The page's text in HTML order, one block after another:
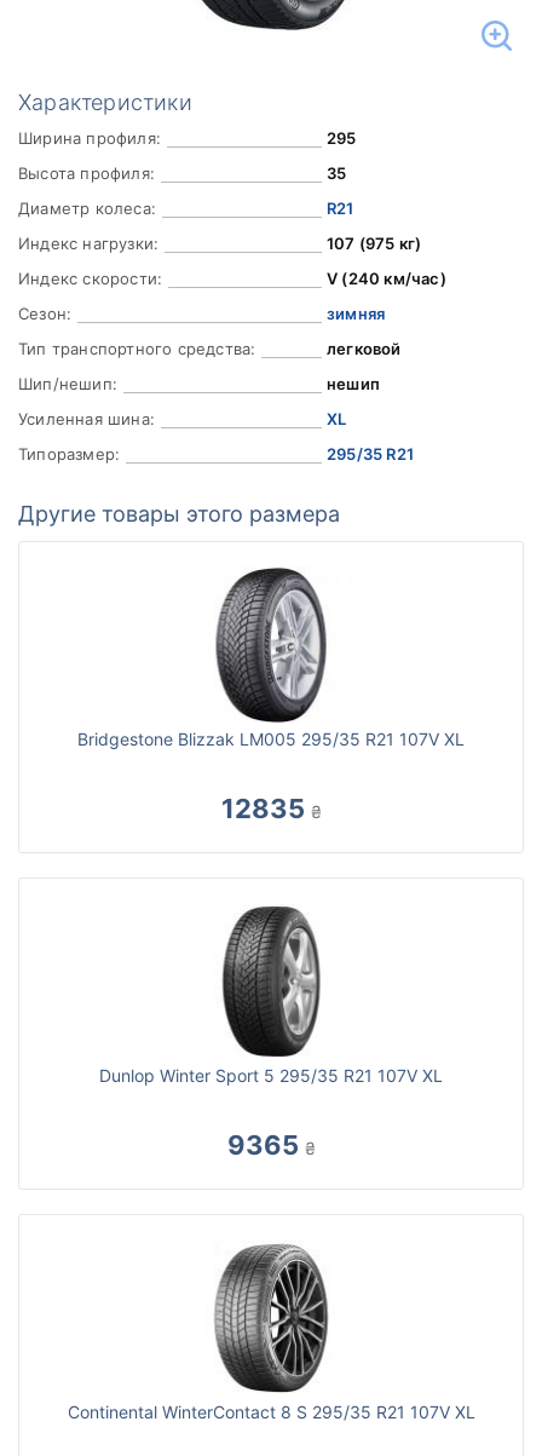
Характеристики
Ширина профиля:
295
Высота профиля:
35
Диаметр колеса:
R21
Индекс нагрузки:
107 (975 кг)
Индекс скорости:
V (240 км/час)
Сезон:
зимняя
Тип транспортного средства:
легковой
Шип/нешип:
нешип
Усиленная шина:
XL
Типоразмер:
295/35 R21
Другие товары этого размера
Bridgestone Blizzak LM005 295/35 R21 107V XL
12835 ₴
Dunlop Winter Sport 5 295/35 R21 107V XL
9365 ₴
Continental WinterContact 8 S 295/35 R21 107V XL